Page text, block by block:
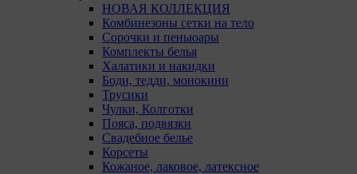
НОВАЯ КОЛЛЕКЦИЯ
Комбинезоны сетки на тело
Сорочки и пеньюары
Комплекты белья
Халатики и накидки
Боди, тедди, монокини
Трусики
Чулки, Колготки
Пояса, подвязки
Свадебное белье
Корсеты
Кожаное, лаковое, латексное